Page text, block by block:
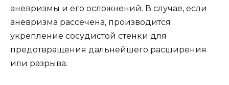
аневризмы и его осложнений. В случае, если
аневризма рассечена, производится
укрепление сосудистой стенки для
предотвращения дальнейшего расширения
или разрыва.